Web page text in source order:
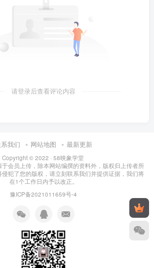
请登录后查看评论内容
我们 网站地图 最新更新
Copyright © 2022 · 58映象学堂
会员上传，除本网站编撰的资料外，版权归上传者所
犯了您的版权，请立刻联系我们并提供证据，我们将
在1个工作日内予以改正。
豫ICP备2021011659号-4